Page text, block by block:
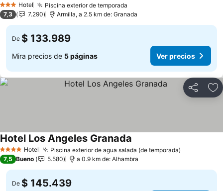
3 Estrellas
Hotel Piscina exterior de temporada
7,3 7.290 Armilla, a 2.5 km de: Granada
De $ 133.989
Mira precios de 5 páginas Ver precios
Compartir
4 EstrellasHotel Piscina exterior de agua salada (de temporada)
Hotel Los Angeles Granada
7,5 Bueno 5.580 a 0.9 km de: Alhambra
De $ 145.439